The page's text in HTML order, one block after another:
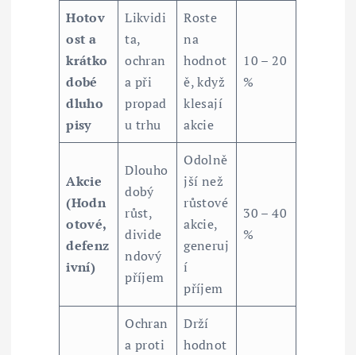
Hotov
ost a
krátko
dobé
dluho
pisy
Likvidi
ta,
ochran
a při
propad
u trhu
Roste
na
hodnot
ě, když
klesají
akcie
10 – 20
%
Akcie
(Hodn
otové,
defenz
ivní)
Dlouho
dobý
růst,
divide
ndový
příjem
Odolně
jší než
růstové
akcie,
generuj
í
příjem
30 – 40
%
Ochran
a proti
Drží
hodnot